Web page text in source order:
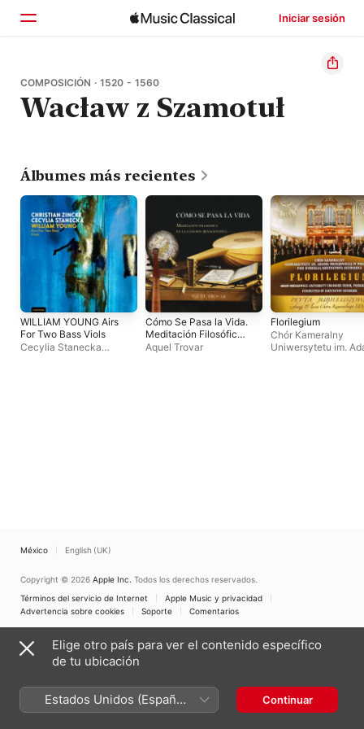
Iniciar sesión
Inicio
Explorar
COMPOSICIÓN · 1520 - 1560
Wacław z Szamotuł
Álbumes más recientes
WILLIAM YOUNG Airs
For Two Bass Viols
Cecylia Stanecka
Cómo Se Pasa la Vida.
Meditación Filosófica
en la Canción
Aquel Trovar
Florilegium
Chór Kameralny
Uniwersytetu im.
México English (UK)
Copyright © 2026 Apple Inc. Todos los derechos reservados.
Términos del servicio de Internet
Apple Music y privacidad
Advertencia sobre cookies
Soporte Comentarios
Elige otro país para ver el contenido específico
de tu ubicación
Estados Unidos (Español
México)
Continuar